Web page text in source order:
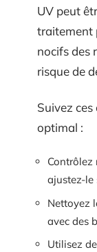
UV peut
traitement
nocifs des
risque de
Suivez
optimal :
Contrôlez
ajustez-le
Nettoyez
avec des
Utilisez